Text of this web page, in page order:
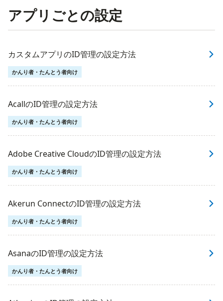
アプリごとの設定
カスタムアプリのID管理の設定方法
かんり者・たんとう者向け
AcallのID管理の設定方法
かんり者・たんとう者向け
Adobe Creative CloudのID管理の設定方法
かんり者・たんとう者向け
Akerun ConnectのID管理の設定方法
かんり者・たんとう者向け
AsanaのID管理の設定方法
かんり者・たんとう者向け